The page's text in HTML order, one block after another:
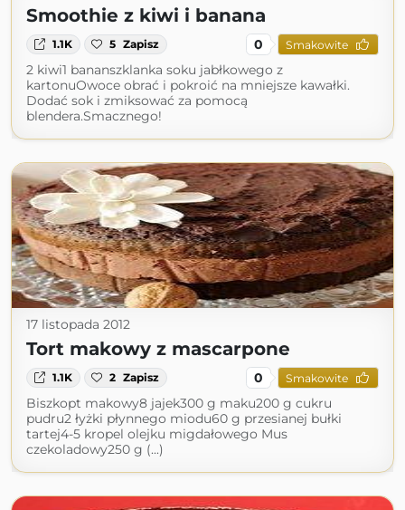
Smoothie z kiwi i banana
1.1K 5 Zapisz 0 Smakowite
2 kiwi1 bananszklanka soku jabłkowego z
kartonuOwoce obrać i pokroić na mniejsze kawałki.
Dodać sok i zmiksować za pomocą
blendera.Smacznego!
17 listopada 2012
Tort makowy z mascarpone
1.1K 2 Zapisz 0 Smakowite
Biszkopt makowy8 jajek300 g maku200 g cukru
pudru2 łyżki płynnego miodu60 g przesianej bułki
tartej4-5 kropel olejku migdałowego Mus
czekoladowy250 g (...)